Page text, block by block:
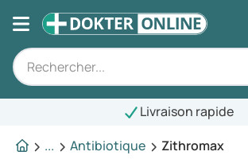
Livraison rapide
...
Antibiotique Zithromax